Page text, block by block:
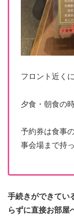
フロント近く
夕食・朝食の
予約券は食事
事会場まで持
手続きができてい
らずに直接お部屋